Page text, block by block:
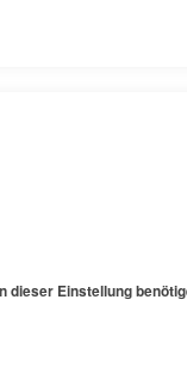
dieser Einstellung